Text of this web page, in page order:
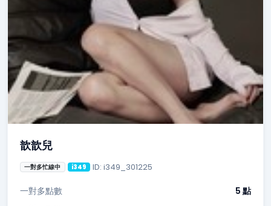
歆歆兒
一對多忙線中 i349 ID: i349_301225
一對多點數
5 點